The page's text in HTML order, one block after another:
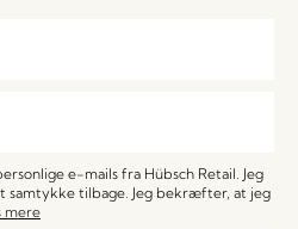
e-mails fra Hübsch Retail. Jeg
tilbage. Jeg bekræfter, at jeg
mere